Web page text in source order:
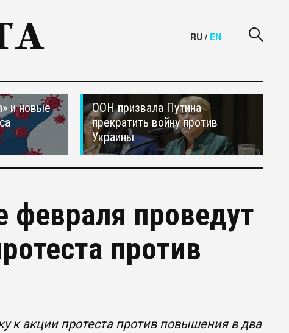
RU / EN
и новые
ООН призвала Путина
прекратить войну против
Украины
проведут
против
к акции протеста против повышения в два